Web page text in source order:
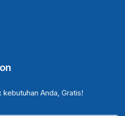
Anda, Gratis!